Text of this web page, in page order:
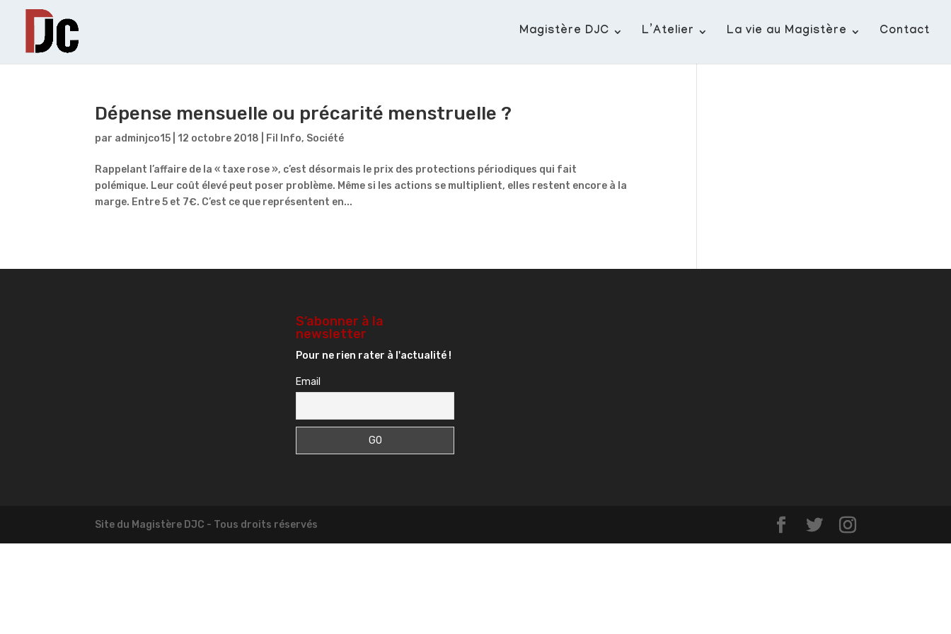
Magistère DJC L’Atelier La vie au Magistère Contact
Dépense mensuelle ou précarité menstruelle ?
par adminjco15 12 octobre 2018 Fil Info, Société
Rappelant l’affaire de la « taxe rose », c’est désormais le prix des protections périodiques qui fait
polémique. Leur coût élevé peut poser problème. Même si les actions se multiplient, elles restent encore à la
marge. Entre 5 et 7€. C’est ce que représentent en...
S’abonner à la
newsletter
Pour ne rien rater à l'actualité !
Email
Site du Magistère DJC - Tous droits réservés